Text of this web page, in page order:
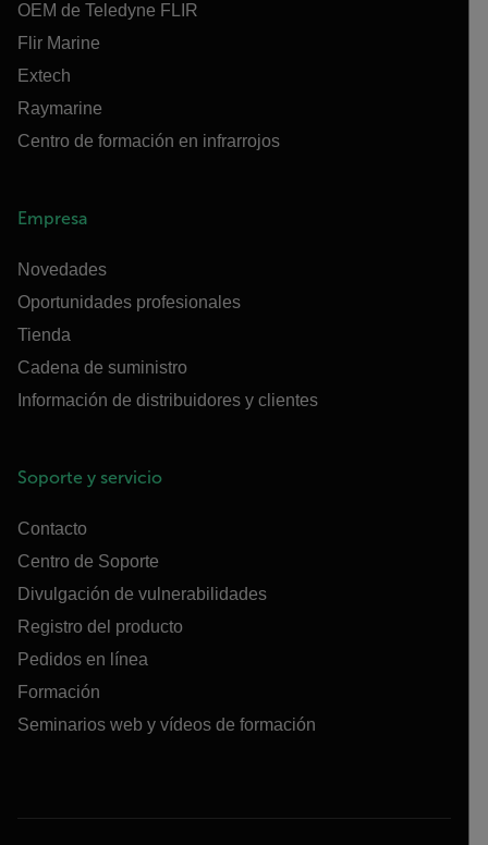
OEM de Teledyne FLIR
Flir Marine
Extech
Raymarine
Centro de formación en infrarrojos
Empresa
Novedades
Oportunidades profesionales
Tienda
Cadena de suministro
Información de distribuidores y clientes
Soporte y servicio
Contacto
Centro de Soporte
Divulgación de vulnerabilidades
Registro del producto
Pedidos en línea
Formación
Seminarios web y vídeos de formación